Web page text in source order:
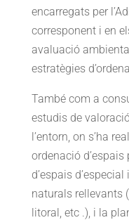
encarregats per
corresponent i en
avaluació
estratègies
També com a
estudis de
l’entorn, on s’ha
ordenació
d’espais
naturals rellevants
litoral, etc .), i la